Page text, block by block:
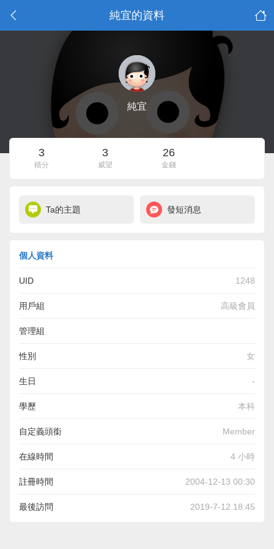
純宜的資料
純宜
3
積分
3
威望
26
金錢
Ta的主題 發短消息
個人資料
UID 1248
用戶組 高級會員
管理組
性別 女
生日 -
學歷 本科
自定義頭銜 Member
在線時間 4 小時
註冊時間 2004-12-13 00:30
最後訪問 2019-7-12 18:45